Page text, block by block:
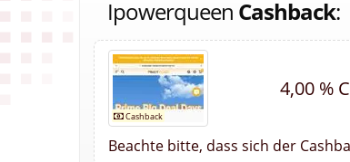
Ipowerqueen Cashback:
4,00 %
Beachte bitte, dass sich der